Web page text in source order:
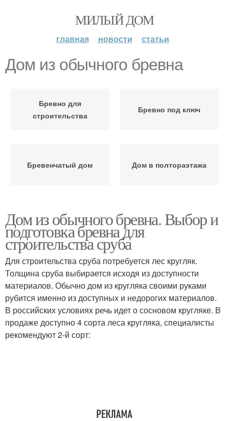
МИЛЫЙ ДОМ
главная новости статьи
Дом из обычного бревна
Бревно для
строительства
Бревно под ключ
Бревенчатый дом Дом в полтораэтажа
Дом из обычного бревна. Выбор и
подготовка бревна для
строительства сруба
Для строительства сруба потребуется лес кругляк.
Толщина сруба выбирается исходя из доступности
материалов. Обычно дом из кругляка своими руками
рубится именно из доступных и недорогих материалов.
В российских условиях речь идет о сосновом кругляке. В
продаже доступно 4 сорта леса кругляка, специалисты
рекомендуют 2-й сорт: